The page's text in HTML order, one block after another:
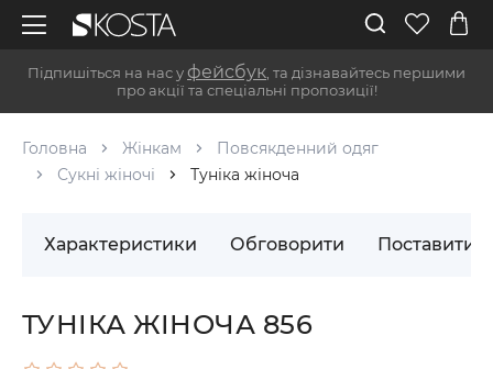
Підпишіться на нас у фейсбук , та дізнавайтесь першими
про акції та спеціальні пропозиції!
Головна Жінкам
Повсякденний одяг
Сукні жіночі
Туніка жіноча
Характеристики Обговорити Поставити
ТУНІКА ЖІНОЧА 856